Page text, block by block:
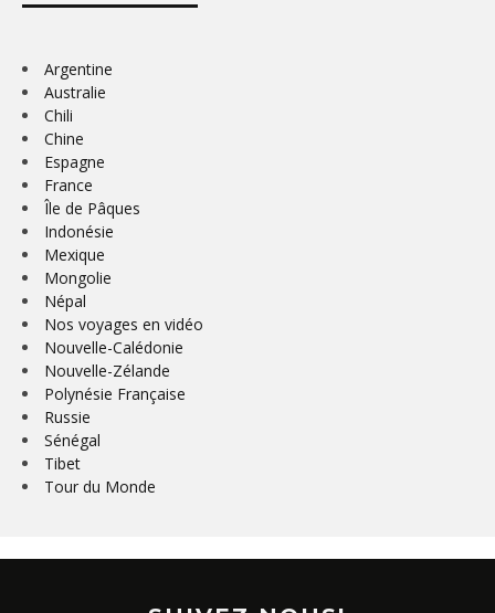
Argentine
Australie
Chili
Chine
Espagne
France
Île de Pâques
Indonésie
Mexique
Mongolie
Népal
Nos voyages en vidéo
Nouvelle-Calédonie
Nouvelle-Zélande
Polynésie Française
Russie
Sénégal
Tibet
Tour du Monde